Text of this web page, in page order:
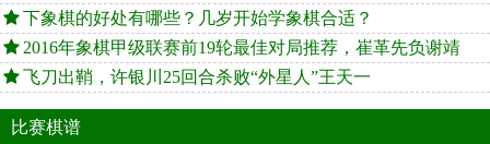
下象棋的好处有哪些？几岁开始学象棋合适？
2016年象棋甲级联赛前19轮最佳对局推荐，崔革先负谢靖
飞刀出鞘，许银川25回合杀败“外星人”王天一
比赛棋谱